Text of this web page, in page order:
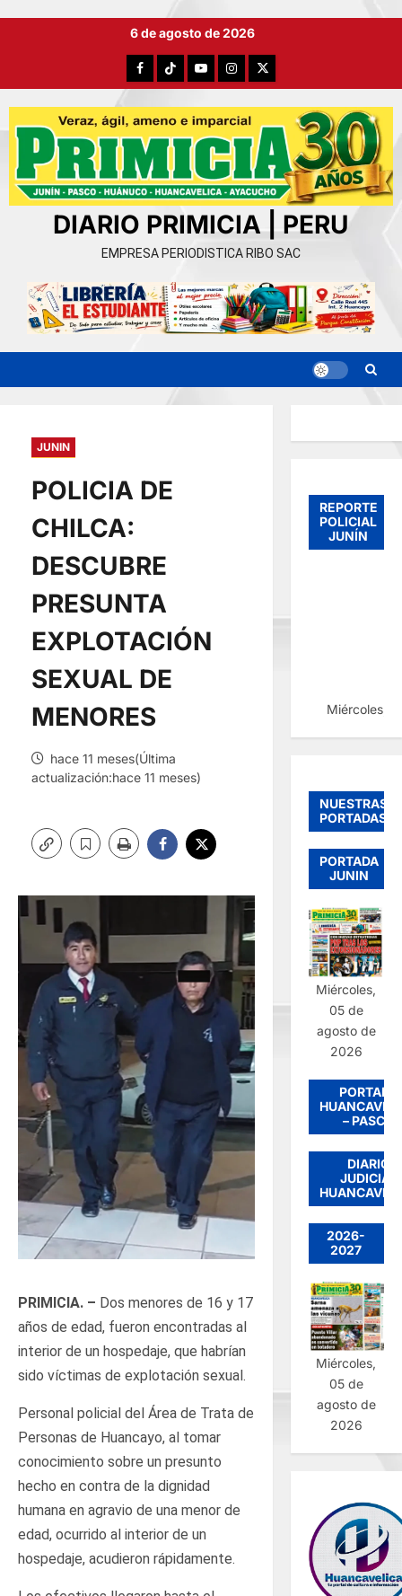
6 de agosto de 2026
FacebookTikTokYouTubeInstagram
X
DIARIO PRIMICIA | PERU
EMPRESA PERIODISTICA RIBO SAC
JUNIN
POLICIA DE
CHILCA:
DESCUBRE
PRESUNTA
EXPLOTACIÓN
SEXUAL DE
MENORES
hace 11 meses(Última
actualización:hace 11 meses)
PRIMICIA. – Dos menores de 16 y 17
años de edad, fueron encontradas al
interior de un hospedaje, que habrían
sido víctimas de explotación sexual.
Personal policial del Área de Trata de
Personas de Huancayo, al tomar
conocimiento sobre un presunto
hecho en contra de la dignidad
humana en agravio de una menor de
edad, ocurrido al interior de un
hospedaje, acudieron rápidamente.
REPORTE
POLICIAL
JUNÍN
Miércoles,
NUESTRAS
PORTADAS
PORTADA
JUNIN
Miércoles,
05 de
agosto de
2026
PORTADA
– PASCO
DIARIO
JUDICIAL
2026-
2027
Miércoles,
05 de
agosto de
2026